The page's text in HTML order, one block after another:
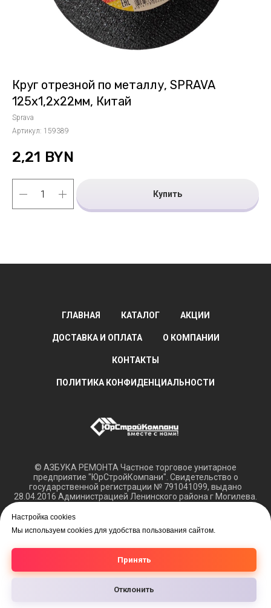
Настройка cookies
Мы используем cookies для удобства пользования сайтом.
Принять
Отклонить
Круг отрезной по металлу, SPRAVA
125х1,2х22мм, Китай
Sprava
Артикул: 159389
2,21 BYN
Купить
ГЛАВНАЯ КАТАЛОГ АКЦИИ
ДОСТАВКА И ОПЛАТА О КОМПАНИИ
КОНТАКТЫ
ПОЛИТИКА КОНФИДЕНЦИАЛЬНОСТИ
© АЗБУКА РЕМОНТА Частное торговое унитарное
предприятие "ЮрСтройКомпани". Свидетельство о
государственной регистрации № 791041099, выдано
28.04.2016 Администрацией Ленинского района г Могилева.
Обращаем ваше внимание, что вся представленная
информация касающаяся технических характеристик,
офертой.